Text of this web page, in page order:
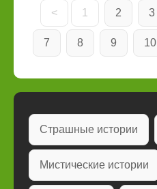
< 1 2 3
7 8 9 10
Страшные истории
Мистические истории